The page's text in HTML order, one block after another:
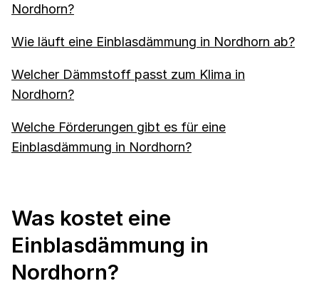
Nordhorn?
Wie läuft eine Einblasdämmung in Nordhorn ab?
Welcher Dämmstoff passt zum Klima in
Nordhorn?
Welche Förderungen gibt es für eine
Einblasdämmung in Nordhorn?
Was kostet eine
Einblasdämmung in
Nordhorn?